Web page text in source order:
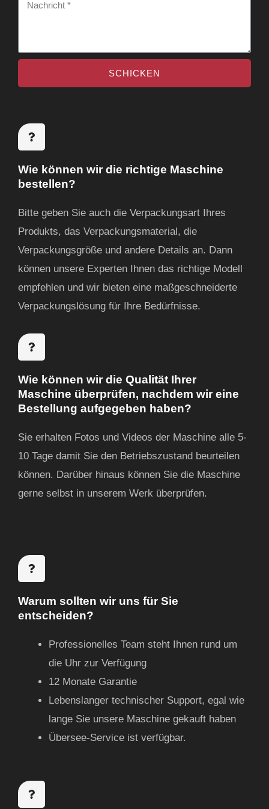
e
m
n
i
t
h
h
t
SCHICKEN
Wie können wir die richtige Maschine
bestellen?
Bitte geben Sie auch die Verpackungsart Ihres
Produkts, das Verpackungsmaterial, die
Verpackungsgröße und andere Details an. Dann
können unsere Experten Ihnen das richtige Modell
empfehlen und wir bieten eine maßgeschneiderte
Verpackungslösung für Ihre Bedürfnisse.
Wie können wir die Qualität Ihrer
Maschine überprüfen, nachdem wir eine
Bestellung aufgegeben haben?
Sie erhalten Fotos und Videos der Maschine alle 5-
10 Tage damit Sie den Betriebszustand beurteilen
können. Darüber hinaus können Sie die Maschine
gerne selbst in unserem Werk überprüfen.
Warum sollten wir uns für Sie
entscheiden?
Professionelles Team steht Ihnen rund um
die Uhr zur Verfügung
12 Monate Garantie
Lebenslanger technischer Support, egal wie
lange Sie unsere Maschine gekauft haben
Übersee-Service ist verfügbar.